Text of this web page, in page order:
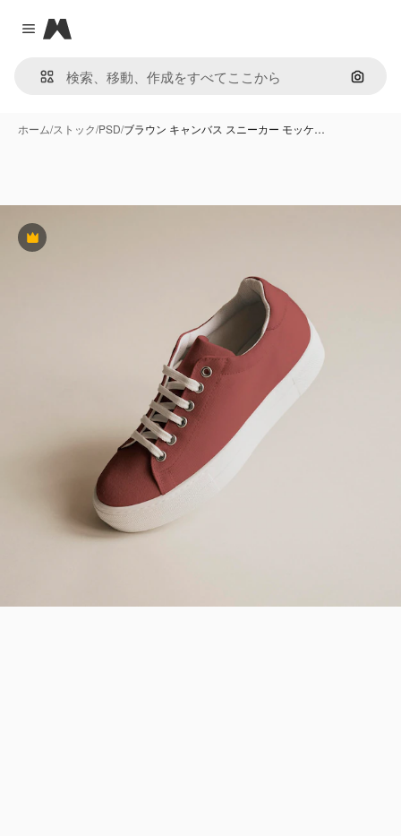
Close menu
Magnific
画像で
ホーム/ストック/PSD/ブラウン キャンバス スニーカー モッケ…
Premium